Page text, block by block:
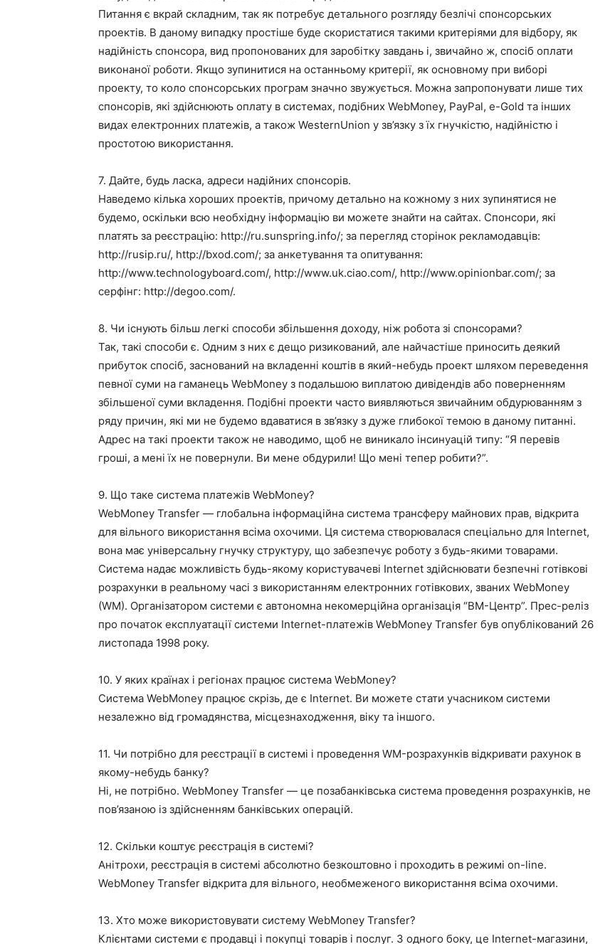
Питання є вкрай складним, так як потребує детального розгляду безлічі спонсорських
проектів. В даному випадку простіше буде скористатися такими критеріями для відбору, як
надійність спонсора, вид пропонованих для заробітку завдань і, звичайно ж, спосіб оплати
виконаної роботи. Якщо зупинитися на останньому критерії, як основному при виборі
проекту, то коло спонсорських програм значно звужується. Можна запропонувати лише тих
спонсорів, які здійснюють оплату в системах, подібних WebMoney, PayPal, e-Gold та інших
видах електронних платежів, а також WesternUnion у зв’язку з їх гнучкістю, надійністю і
простотою використання.
7. Дайте, будь ласка, адреси надійних спонсорів.
Наведемо кілька хороших проектів, причому детально на кожному з них зупинятися не
будемо, оскільки всю необхідну інформацію ви можете знайти на сайтах. Спонсори, які
платять за реєстрацію: http://ru.sunspring.info/; за перегляд сторінок рекламодавців:
http://rusip.ru/, http://bxod.com/; за анкетування та опитування:
http://www.technologyboard.com/, http://www.uk.ciao.com/, http://www.opinionbar.com/; за
серфінг: http://degoo.com/.
8. Чи існують більш легкі способи збільшення доходу, ніж робота зі спонсорами?
Так, такі способи є. Одним з них є дещо ризикований, але найчастіше приносить деякий
прибуток спосіб, заснований на вкладенні коштів в який-небудь проект шляхом переведення
певної суми на гаманець WebMoney з подальшою виплатою дивідендів або поверненням
збільшеної суми вкладення. Подібні проекти часто виявляються звичайним обдурюванням з
ряду причин, які ми не будемо вдаватися в зв’язку з дуже глибокої темою в даному питанні.
Адрес на такі проекти також не наводимо, щоб не виникало інсинуацій типу: “Я перевів
гроші, а мені їх не повернули. Ви мене обдурили! Що мені тепер робити?”.
9. Що таке система платежів WebMoney?
WebMoney Transfer — глобальна інформаційна система трансферу майнових прав, відкрита
для вільного використання всіма охочими. Ця система створювалася спеціально для Internet,
вона має універсальну гнучку структуру, що забезпечує роботу з будь-якими товарами.
Система надає можливість будь-якому користувачеві Internet здійснювати безпечні готівкові
розрахунки в реальному часі з використанням електронних готівкових, званих WebMoney
(WM). Організатором системи є автономна некомерційна організація “ВМ-Центр”. Прес-реліз
про початок експлуатації системи Internet-платежів WebMoney Transfer був опублікований 26
листопада 1998 року.
10. У яких країнах і регіонах працює система WebMoney?
Система WebMoney працює скрізь, де є Internet. Ви можете стати учасником системи
незалежно від громадянства, місцезнаходження, віку та іншого.
11. Чи потрібно для реєстрації в системі і проведення WM-розрахунків відкривати рахунок в
якому-небудь банку?
Ні, не потрібно. WebMoney Transfer — це позабанківська система проведення розрахунків, не
пов’язаною із здійсненням банківських операцій.
12. Скільки коштує реєстрація в системі?
Анітрохи, реєстрація в системі абсолютно безкоштовно і проходить в режимі on-line.
WebMoney Transfer відкрита для вільного, необмеженого використання всіма охочими.
13. Хто може використовувати систему WebMoney Transfer?
Клієнтами системи є продавці і покупці товарів і послуг. З одного боку, це Internet-магазини,